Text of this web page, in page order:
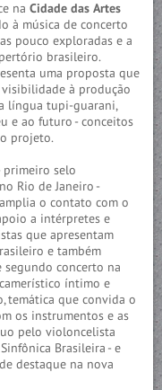
na Cidade das Artes
à música de concerto
pouco exploradas e a
brasileiro.
uma proposta que
à produção
língua tupi-guarani,
e ao futuro - conceitos
projeto.
primeiro selo
Rio de Janeiro -
o contato com o
a intérpretes e
que apresentam
e também
segundo concerto na
íntimo e
temática que convida o
os instrumentos e as
pelo violoncelista
Brasileira - e
destaque na nova